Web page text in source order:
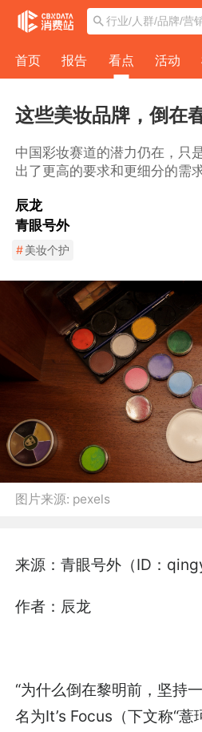
首页 报告 看点 活动
这些美妆品牌，倒在
中国彩妆赛道的潜力仍在，只
出了更高的要求和更细分的需求
辰龙
青眼号外
#美妆个护
图片来源: pexels
来源：青眼号外（ID：
作者：辰龙
“为什么倒在黎明前，坚持
名为It’s Focus（下文称“薏